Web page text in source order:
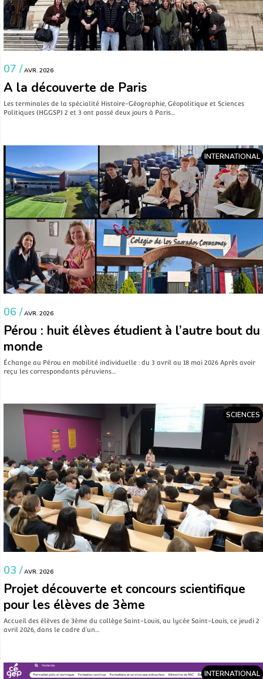
07 / AVR. 2026
A la découverte de Paris
Les terminales de la spécialité Histoire-Géographie, Géopolitique et Sciences
Politiques (HGGSP) 2 et 3 ont passé deux jours à Paris…
INTERNATIONAL
06 / AVR. 2026
Pérou : huit élèves étudient à l’autre bout du
monde
Échange au Pérou en mobilité individuelle : du 3 avril au 18 mai 2026 Après avoir
reçu les correspondants péruviens…
SCIENCES
03 / AVR. 2026
Projet découverte et concours scientifique
pour les élèves de 3ème
Accueil des élèves de 3ème du collège Saint-Louis, au lycée Saint-Louis, ce jeudi 2
avril 2026, dans le cadre d’un…
INTERNATIONAL